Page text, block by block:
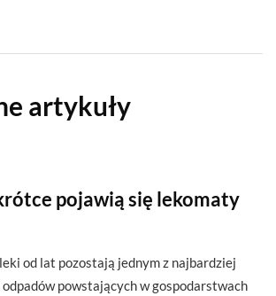
artykuły
pojawią się lekomaty
od lat pozostają jednym z najbardziej
powstających w gospodarstwach